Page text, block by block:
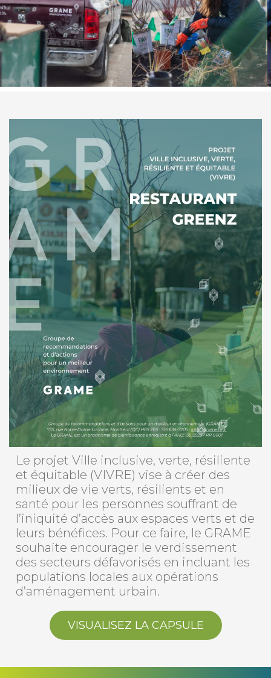
Le projet Ville inclusive, verte, résiliente
et équitable (VIVRE) vise à créer des
milieux de vie verts, résilients et en
santé pour les personnes souffrant de
l’iniquité d’accès aux espaces verts et de
leurs bénéfices. Pour ce faire, le GRAME
souhaite encourager le verdissement
des secteurs défavorisés en incluant les
populations locales aux opérations
d’aménagement urbain.
VISUALISEZ LA CAPSULE